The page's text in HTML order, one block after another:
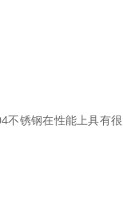
锈钢在性能上具有